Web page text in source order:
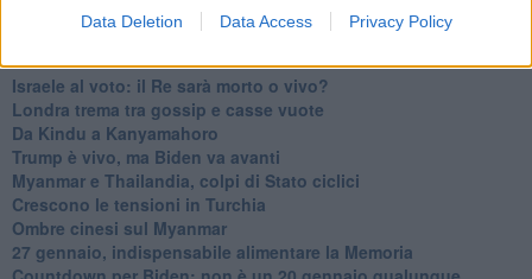
Data Deletion Data Access Privacy Policy
Mar Mediterraneo cimitero silente
Richiami neo ottomani, la Francia guarda sospetta
Israele ultima curva a destra
Israele al voto: il Re sarà morto o vivo?
Londra trema tra gossip e casse vuote
Da Kindu a Kanyamahoro
Trump è vivo, ma Biden va avanti
Myanmar e Thailandia, colpi di Stato ciclici
Crescono le tensioni in Turchia
Ombre cinesi sul Myanmar
27 gennaio, indispensabile alimentare la Memoria